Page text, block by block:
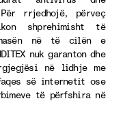
rrjedhojë, përveç
shprehimisht të
në të cilën e
nuk garanton dhe
në lidhje me
së internetit ose
të përfshira në